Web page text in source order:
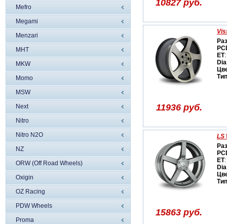
Mefro
Megami
Menzari
MHT
MKW
Momo
MSW
Next
Nitro
Nitro N2O
NZ
ORW (Off Road Wheels)
Oxigin
OZ Racing
PDW Wheels
Proma
10827 руб.
ET
Dia
Тип
11936 руб.
LS
ET
Dia
Тип
15863 руб.